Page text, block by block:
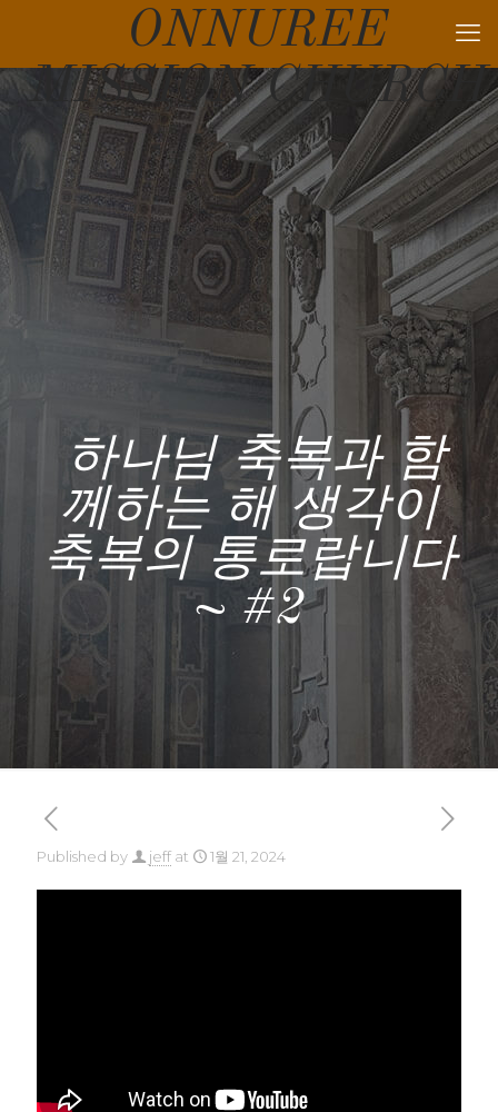
ONNUREE
MISSION CHURCH
하나님 축복과 함
께하는 해 생각이
축복의 통로랍니다
~ #2
Published by jeff at 1월 21, 2024